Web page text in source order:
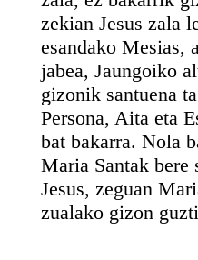
zekian Jesus zala
esandako Mesias,
jabea, Jaungoiko
gizonik santuena
Persona, Aita eta
bat bakarra. Nola
Maria Santak bere
Jesus, zeguan
zualako gizon